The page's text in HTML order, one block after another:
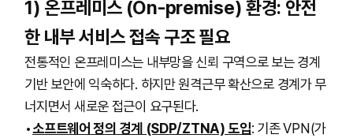
1) 온프레미스 (On-premise) 환경: 안전
한 내부 서비스 접속 구조 필요
전통적인 온프레미스는 내부망을 신뢰 구역으로 보는 경계
기반 보안에 익숙하다. 하지만 원격근무 확산으로 경계가 무
너지면서 새로운 접근이 요구된다.
소프트웨어 정의 경계 (SDP/ZTNA) 도입: 기존 VPN(가